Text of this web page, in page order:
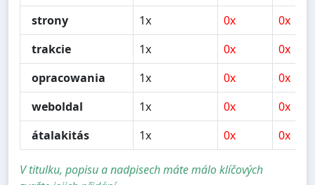
strony
1x 0x
0x
trakcie
1x 0x
0x
opracowania
1x 0x
0x
weboldal
1x 0x
0x
átalakitás
1x 0x 0x
V titulku, popisu a nadpisech máte málo klíčových